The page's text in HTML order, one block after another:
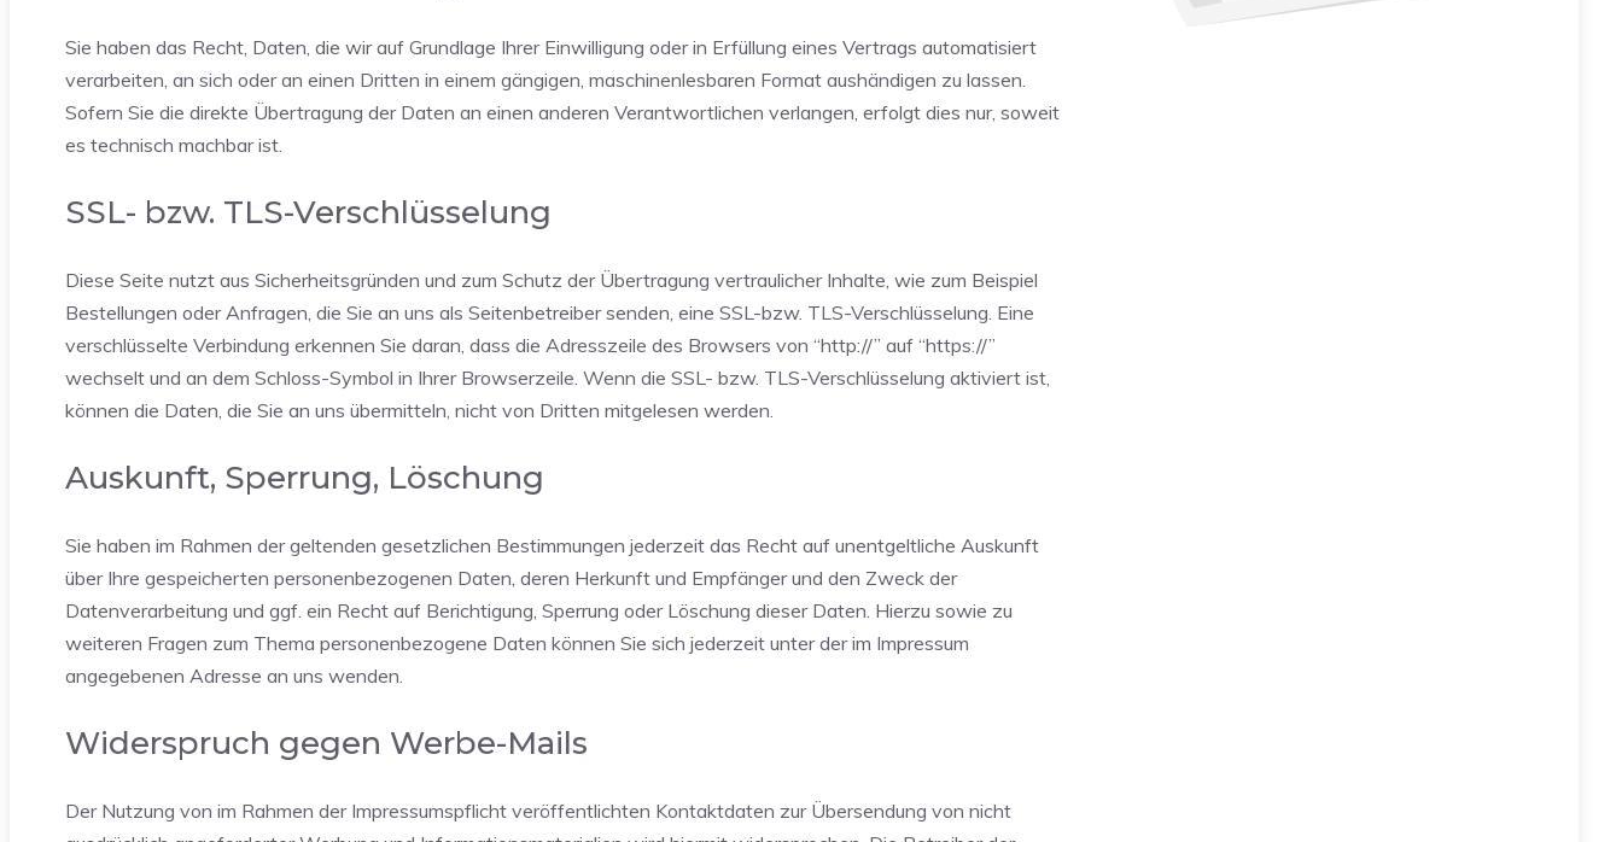
Sie haben das Recht, Daten, die wir auf Grundlage Ihrer Einwilligung oder in Erfüllung eines Vertrags automatisiert
verarbeiten, an sich oder an einen Dritten in einem gängigen, maschinenlesbaren Format aushändigen zu lassen.
Sofern Sie die direkte Übertragung der Daten an einen anderen Verantwortlichen verlangen, erfolgt dies nur, soweit
es technisch machbar ist.
SSL- bzw. TLS-Verschlüsselung
Diese Seite nutzt aus Sicherheitsgründen und zum Schutz der Übertragung vertraulicher Inhalte, wie zum Beispiel
Bestellungen oder Anfragen, die Sie an uns als Seitenbetreiber senden, eine SSL-bzw. TLS-Verschlüsselung. Eine
verschlüsselte Verbindung erkennen Sie daran, dass die Adresszeile des Browsers von “http://” auf “https://”
wechselt und an dem Schloss-Symbol in Ihrer Browserzeile. Wenn die SSL- bzw. TLS-Verschlüsselung aktiviert ist,
können die Daten, die Sie an uns übermitteln, nicht von Dritten mitgelesen werden.
Auskunft, Sperrung, Löschung
Sie haben im Rahmen der geltenden gesetzlichen Bestimmungen jederzeit das Recht auf unentgeltliche Auskunft
über Ihre gespeicherten personenbezogenen Daten, deren Herkunft und Empfänger und den Zweck der
Datenverarbeitung und ggf. ein Recht auf Berichtigung, Sperrung oder Löschung dieser Daten. Hierzu sowie zu
weiteren Fragen zum Thema personenbezogene Daten können Sie sich jederzeit unter der im Impressum
angegebenen Adresse an uns wenden.
Widerspruch gegen Werbe-Mails
Der Nutzung von im Rahmen der Impressumspflicht veröffentlichten Kontaktdaten zur Übersendung von nicht